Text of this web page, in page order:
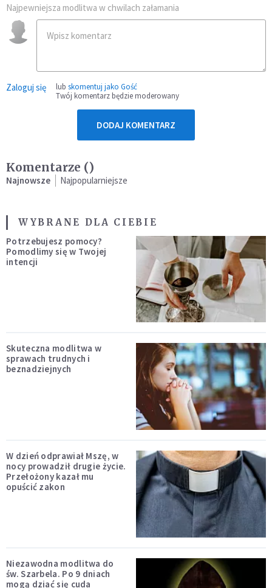
Najpewniejsza modlitwa w chwilach załamania
Zaloguj się lub skomentuj jako Gość
Twój komentarz będzie moderowany
DODAJ KOMENTARZ
Komentarze ()
Najnowsze Najpopularniejsze
WYBRANE DLA CIEBIE
Potrzebujesz pomocy?
Pomodlimy się w Twojej
intencji
Skuteczna modlitwa w
sprawach trudnych i
beznadziejnych
W dzień odprawiał Mszę, w
nocy prowadził drugie życie.
Przełożony kazał mu
opuścić zakon
Niezawodna modlitwa do
św. Szarbela. Po 9 dniach
mogą dziać się cuda